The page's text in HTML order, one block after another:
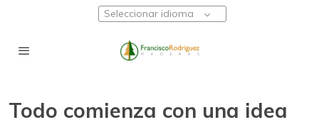
Seleccionar idioma
Todo comienza con una idea